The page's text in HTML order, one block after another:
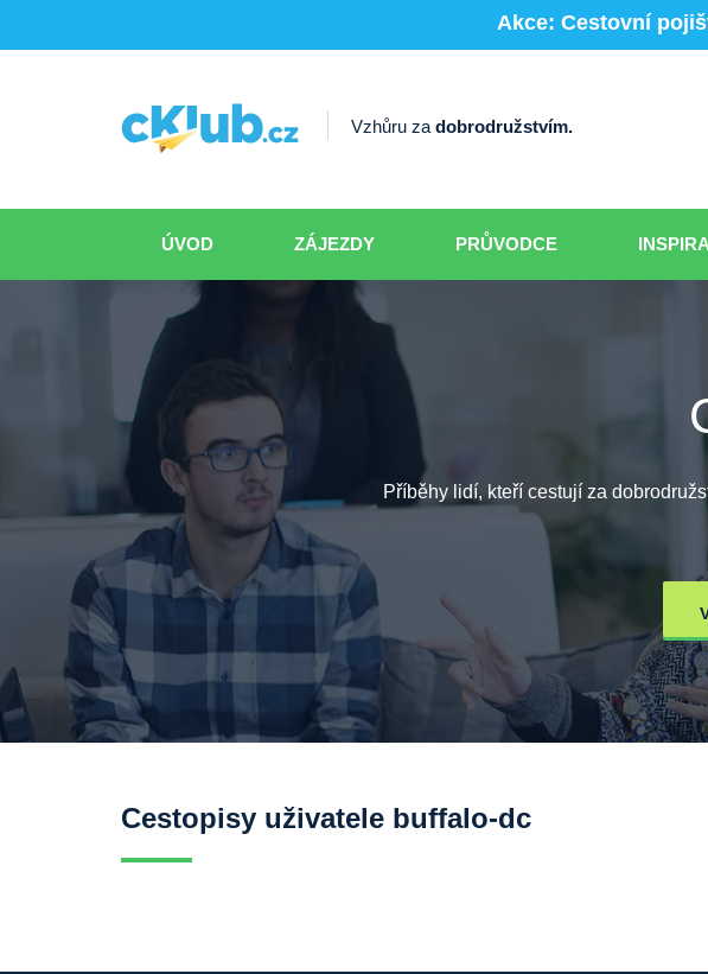
Akce: Cestovní
Vzhůru zadobrodružstvím.
ÚVOD ZÁJEZDY PRŮVODCE
Příběhy lidí, kteří cestují za
Cestopisy uživatele buffalo-dc